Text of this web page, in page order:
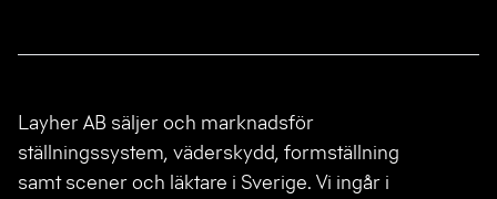
Layher AB säljer och marknadsför
ställningssystem, väderskydd, formställning
samt scener och läktare i Sverige. Vi ingår i